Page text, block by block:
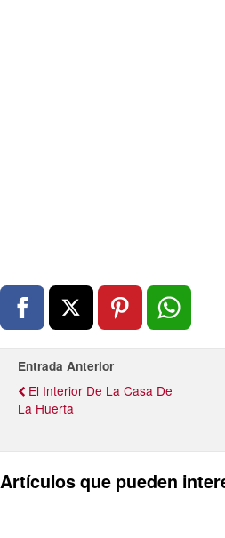
Entrada Anterior
El Interior De La Casa De
La Huerta
Artículos que pueden